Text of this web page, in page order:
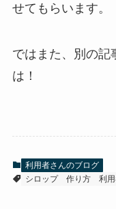
せてもらいます。
ではまた、別の記
は！
利用者さんのブログ
シロップ
作り方 利